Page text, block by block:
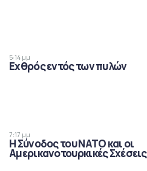
5:14 μμ
Εχθρός εντός των πυλών
7:17 μμ
Η Σύνοδος του ΝΑΤΟ και οι
Αμερικανοτουρκικές Σχέσεις